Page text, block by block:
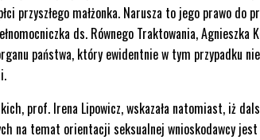
przyszłego małżonka. Narusza to jego prawo do
ds. Równego Traktowania, Agnieszka
państwa, który ewidentnie w tym przypadku
prof. Irena Lipowicz, wskazała natomiast, iż
na temat orientacji seksualnej wnioskodawcy